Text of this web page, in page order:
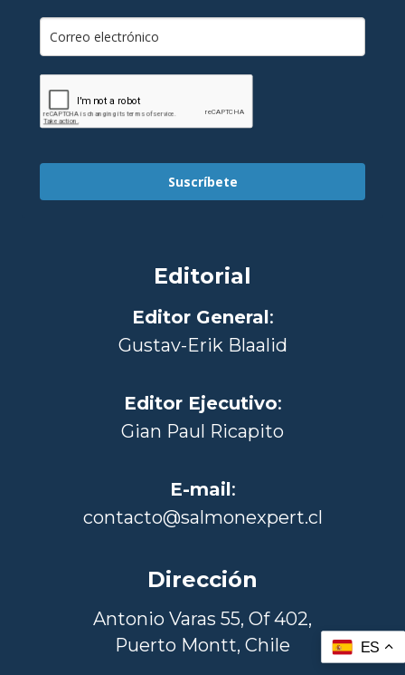
Suscríbete
Editorial
Editor General:
Gustav-Erik Blaalid
Editor Ejecutivo:
Gian Paul Ricapito
E-mail:
contacto@salmonexpert.cl
Dirección
Antonio Varas 55, Of 402,
Puerto Montt, Chile
ES